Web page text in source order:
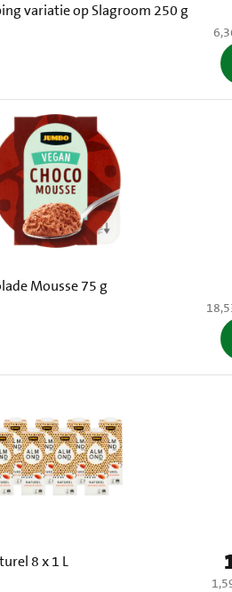
variatie op Slagroom 250 g
€
Mousse 75 g
€
8 x 1 L
€